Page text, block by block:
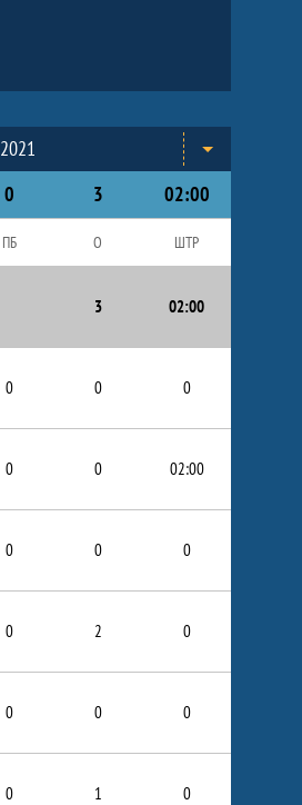
0 3 02:00
ПБ О ШТР
3 02:00
0 0 0
0 0 02:00
0 0 0
0 2 0
0 0 0
0 1 0